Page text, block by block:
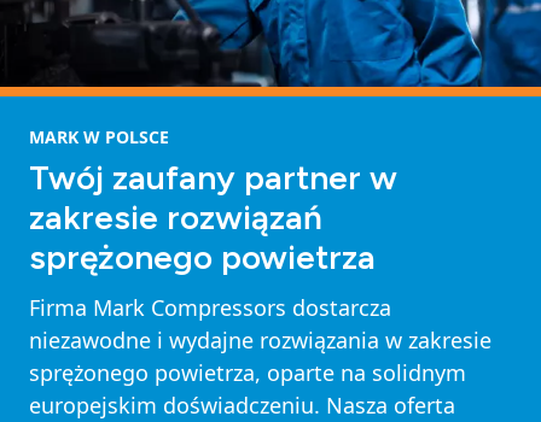
MARK W POLSCE
Twój zaufany partner w
zakresie rozwiązań
sprężonego powietrza
Firma Mark Compressors dostarcza
niezawodne i wydajne rozwiązania w zakresie
sprężonego powietrza, oparte na solidnym
europejskim doświadczeniu. Nasza oferta